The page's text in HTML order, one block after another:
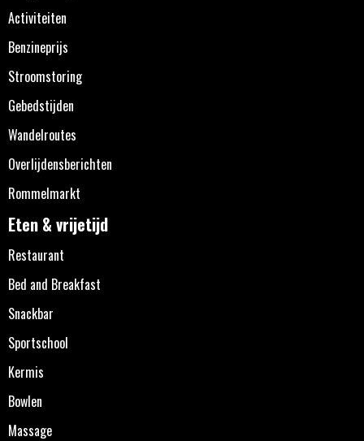
Activiteiten
Benzineprijs
Stroomstoring
Gebedstijden
Wandelroutes
Overlijdensberichten
Rommelmarkt
Eten & vrijetijd
Restaurant
Bed and Breakfast
Snackbar
Sportschool
Kermis
Bowlen
Massage